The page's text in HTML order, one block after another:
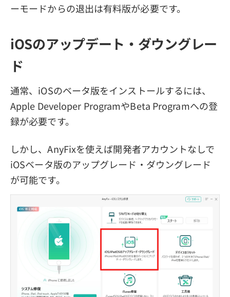
ーモードからの退出は有料版が必要です。
iOSのアップデート・ダウングレー
ド
通常、iOSのベータ版をインストールするには、
Apple Developer ProgramやBeta Programへの登
録が必要です。
しかし、AnyFixを使えば開発者アカウントなしで
iOSベータ版のアップグレード・ダウングレード
が可能です。